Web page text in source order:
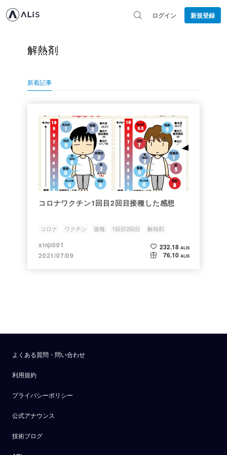
ログイン 新規登録
解熱剤
新着記事
コロナワクチン1回目2回目接種した感想
コロナ ワクチン 接種 1回目2回目 解熱剤
xinji001
2021/07/09
232.18 ALIS
76.10 ALIS
よくある質問・問い合わせ
利用規約
プライバシーポリシー
公式アナウンス
技術ブログ